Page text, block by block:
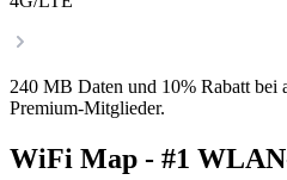
240 MB Daten und 10% Rabatt
Premium-Mitglieder.
WiFi Map - #1